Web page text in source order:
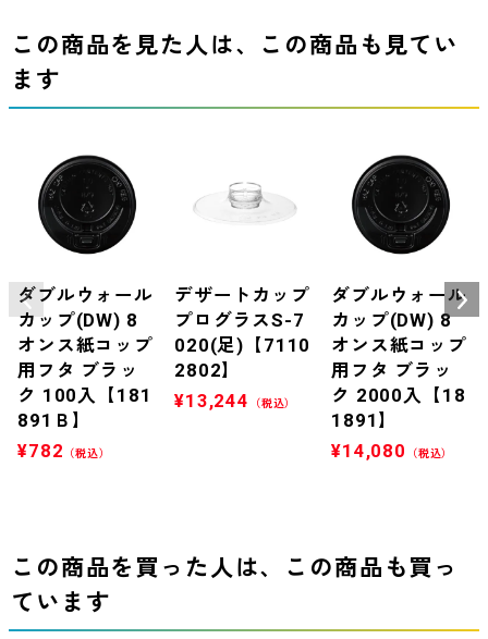
この商品を見た人は、この商品も見てい
ます
ダブルウォール
カップ(DW) 8
オンス紙コップ
用フタ ブラッ
ク 100入【181
891Ｂ】
¥782 （税込）
デザートカップ
プログラスS-7
020(足)【7110
2802】
¥13,244 （税込）
ダブルウォール
カップ(DW) 8
オンス紙コップ
用フタ ブラッ
ク 2000入【18
1891】
¥14,080 （税込）
この商品を買った人は、この商品も買っ
ています